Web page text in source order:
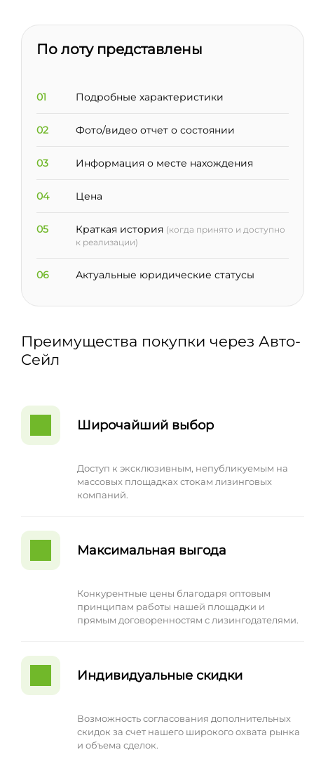
По лоту представлены
01 Подробные характеристики
02 Фото/видео отчет о состоянии
03 Информация о месте нахождения
04 Цена
05 Краткая история (когда принято и доступно
к реализации)
06 Актуальные юридические статусы
Преимущества покупки через Авто-
Сейл
Широчайший выбор
Доступ к эксклюзивным, непубликуемым на
массовых площадках стокам лизинговых
компаний.
Максимальная выгода
Конкурентные цены благодаря оптовым
принципам работы нашей площадки и
прямым договоренностям с лизингодателями.
Индивидуальные скидки
Возможность согласования дополнительных
скидок за счет нашего широкого охвата рынка
и объема сделок.